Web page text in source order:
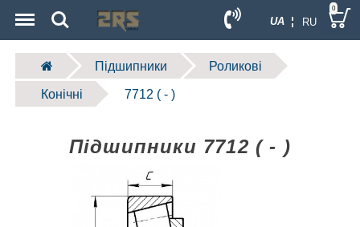
UA ¦ RU
Search 0
Підшипники Роликові
Конічні 7712 ( - )
Підшипники 7712 ( - )